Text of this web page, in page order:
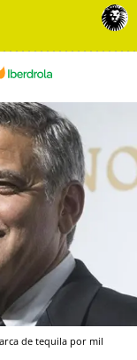
de tequila por mil